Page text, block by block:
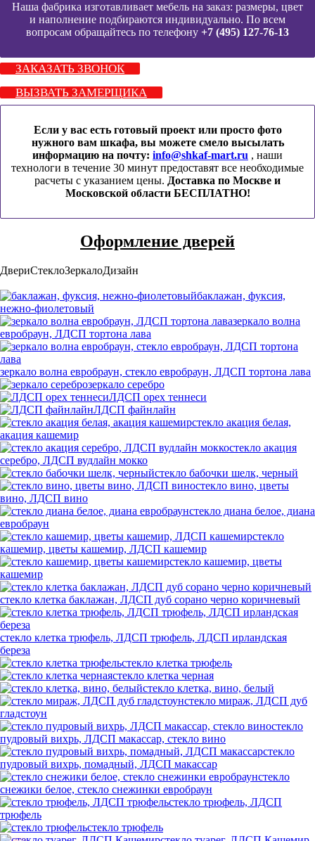
Наша фабрика изготавливает мебель на заказ: размеры, цвет
и наполнение подбираются индивидуально. По всем
вопросам обращайтесь по телефону +7 (495) 127-76-13
ЗАКАЗАТЬ ЗВОНОК
ВЫЗВАТЬ ЗАМЕРЩИКА
Если у вас есть готовый проект или просто фото
нужного вам шкафа, вы можете смело высылать
информацию на почту: info@shkaf-mart.ru , наши
технологи в течение 30 минут предоставят все необходимые
расчеты с указанием цены. Доставка по Москве и
Московской области БЕСПЛАТНО!
Оформление дверей
ДвериСтеклоЗеркалоДизайн
баклажан, фуксия,
нежно-фиолетовый
зеркало волна
евробраун, ЛДСП тортона лава
зеркало волна евробраун, стекло евробраун, ЛДСП тортона лава
зеркало серебро
ЛДСП орех теннеси
ЛДСП файнлайн
стекло акация белая,
акация кашемир
стекло акация
серебро, ЛДСП вудлайн мокко
стекло бабочки шелк, черный
стекло вино, цветы
вино, ЛДСП вино
стекло диана белое, диана
евробраун
стекло
кашемир, цветы кашемир, ЛДСП кашемир
стекло кашемир, цветы
кашемир
стекло клетка баклажан, ЛДСП дуб сорано черно коричневый
стекло клетка трюфель, ЛДСП трюфель, ЛДСП ирландская
береза
стекло клетка трюфель
стекло клетка черная
стекло клетка, вино, белый
стекло мираж, ЛДСП дуб
гладстоун
стекло
пудровый вихрь, ЛДСП макассар, стекло вино
стекло
пудровый вихрь, помадный, ЛДСП макассар
стекло
снежики белое, стекло снежинки евробраун
стекло трюфель, ЛДСП
трюфель
стекло трюфель